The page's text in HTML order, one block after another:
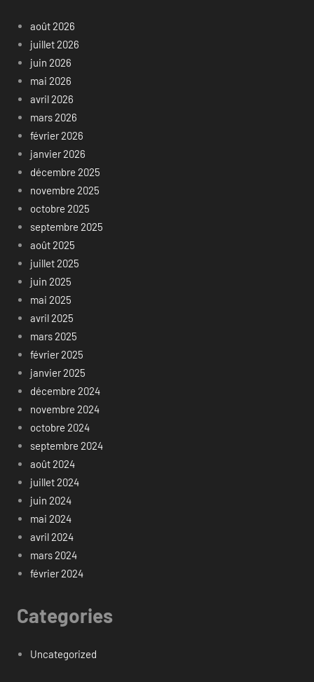
août 2026
juillet 2026
juin 2026
mai 2026
avril 2026
mars 2026
février 2026
janvier 2026
décembre 2025
novembre 2025
octobre 2025
septembre 2025
août 2025
juillet 2025
juin 2025
mai 2025
avril 2025
mars 2025
février 2025
janvier 2025
décembre 2024
novembre 2024
octobre 2024
septembre 2024
août 2024
juillet 2024
juin 2024
mai 2024
avril 2024
mars 2024
février 2024
Categories
Uncategorized